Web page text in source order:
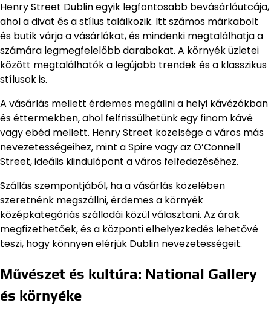
Henry Street Dublin egyik legfontosabb bevásárlóutcája,
ahol a divat és a stílus találkozik. Itt számos márkabolt
és butik várja a vásárlókat, és mindenki megtalálhatja a
számára legmegfelelőbb darabokat. A környék üzletei
között megtalálhatók a legújabb trendek és a klasszikus
stílusok is.
A vásárlás mellett érdemes megállni a helyi kávézókban
és éttermekben, ahol felfrissülhetünk egy finom kávé
vagy ebéd mellett. Henry Street közelsége a város más
nevezetességeihez, mint a Spire vagy az O’Connell
Street, ideális kiindulópont a város felfedezéséhez.
Szállás szempontjából, ha a vásárlás közelében
szeretnénk megszállni, érdemes a környék
középkategóriás szállodái közül választani. Az árak
megfizethetőek, és a központi elhelyezkedés lehetővé
teszi, hogy könnyen elérjük Dublin nevezetességeit.
Művészet és kultúra: National Gallery
és környéke